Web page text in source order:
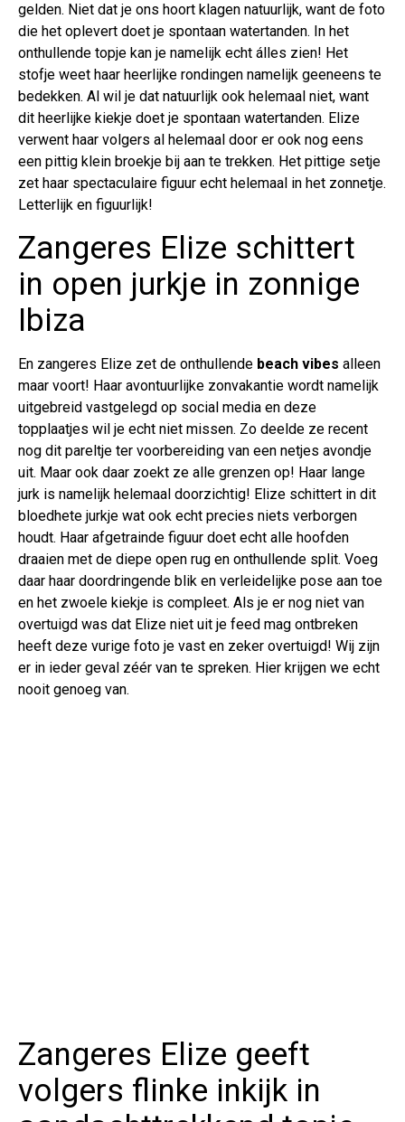
gelden. Niet dat je ons hoort klagen natuurlijk, want de foto
die het oplevert doet je spontaan watertanden. In het
onthullende topje kan je namelijk echt álles zien! Het
stofje weet haar heerlijke rondingen namelijk geeneens te
bedekken. Al wil je dat natuurlijk ook helemaal niet, want
dit heerlijke kiekje doet je spontaan watertanden. Elize
verwent haar volgers al helemaal door er ook nog eens
een pittig klein broekje bij aan te trekken. Het pittige setje
zet haar spectaculaire figuur echt helemaal in het zonnetje.
Letterlijk en figuurlijk!
Zangeres Elize schittert
in open jurkje in zonnige
Ibiza
En zangeres Elize zet de onthullende beach vibes alleen
maar voort! Haar avontuurlijke zonvakantie wordt namelijk
uitgebreid vastgelegd op social media en deze
topplaatjes wil je echt niet missen. Zo deelde ze recent
nog dit pareltje ter voorbereiding van een netjes avondje
uit. Maar ook daar zoekt ze alle grenzen op! Haar lange
jurk is namelijk helemaal doorzichtig! Elize schittert in dit
bloedhete jurkje wat ook echt precies niets verborgen
houdt. Haar afgetrainde figuur doet echt alle hoofden
draaien met de diepe open rug en onthullende split. Voeg
daar haar doordringende blik en verleidelijke pose aan toe
en het zwoele kiekje is compleet. Als je er nog niet van
overtuigd was dat Elize niet uit je feed mag ontbreken
heeft deze vurige foto je vast en zeker overtuigd! Wij zijn
er in ieder geval zéér van te spreken. Hier krijgen we echt
nooit genoeg van.
Zangeres Elize geeft
volgers flinke inkijk in